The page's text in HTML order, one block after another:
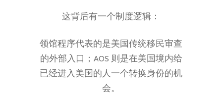
这背后有一个制度逻辑：
领馆程序代表的是美国传统移民审查
的外部入口；AOS 则是在美国境内给
已经进入美国的人一个转换身份的机
会。